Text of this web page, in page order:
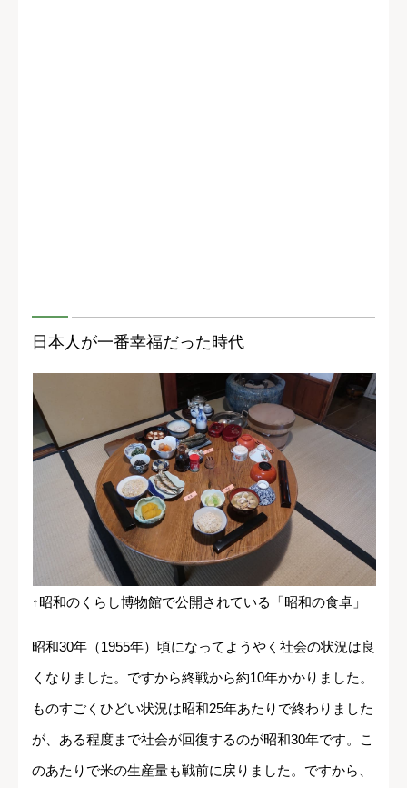
日本人が一番幸福だった時代
↑昭和のくらし博物館で公開されている「昭和の食卓」
昭和30年（1955年）頃になってようやく社会の状況は良
くなりました。ですから終戦から約10年かかりました。
ものすごくひどい状況は昭和25年あたりで終わりました
が、ある程度まで社会が回復するのが昭和30年です。こ
のあたりで米の生産量も戦前に戻りました。ですから、